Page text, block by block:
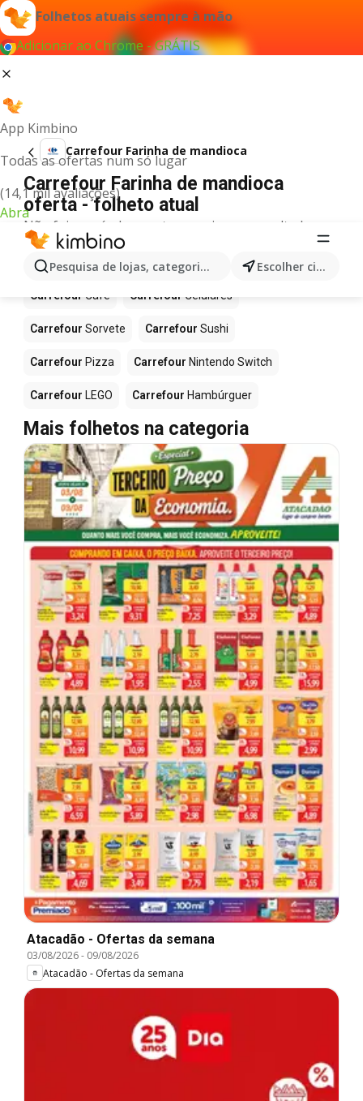
Folhetos atuais sempre à mão
Adicionar ao Chrome - GRÁTIS
App Kimbino
Todas as ofertas num só lugar
(14,1 mil avaliações)
Abra
Pesquisa de lojas, categorias,produtos... Escolher cidade
Carrefour Farinha de mandioca
Carrefour Farinha de mandioca
oferta - folheto atual
Não foi possível encontrar quaisquer resultados
para este termo.
Mais produtos em Carrefour
Carrefour Café Carrefour Celulares
Carrefour Sorvete Carrefour Sushi
Carrefour Pizza Carrefour Nintendo Switch
Carrefour LEGO Carrefour Hambúrguer
Mais folhetos na categoria
Atacadão - Ofertas da semana
03/08/2026- 09/08/2026
Atacadão - Ofertas da semana